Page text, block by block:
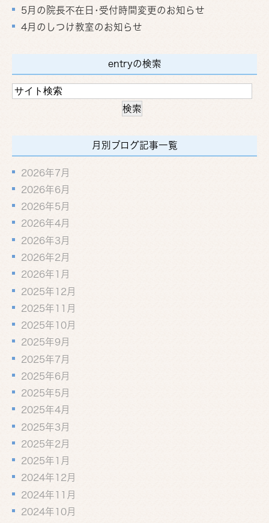
5月の院長不在日･受付時間変更のお知らせ
4月のしつけ教室のお知らせ
entryの検索
月別ブログ記事一覧
2026年7月
2026年6月
2026年5月
2026年4月
2026年3月
2026年2月
2026年1月
2025年12月
2025年11月
2025年10月
2025年9月
2025年7月
2025年6月
2025年5月
2025年4月
2025年3月
2025年2月
2025年1月
2024年12月
2024年11月
2024年10月